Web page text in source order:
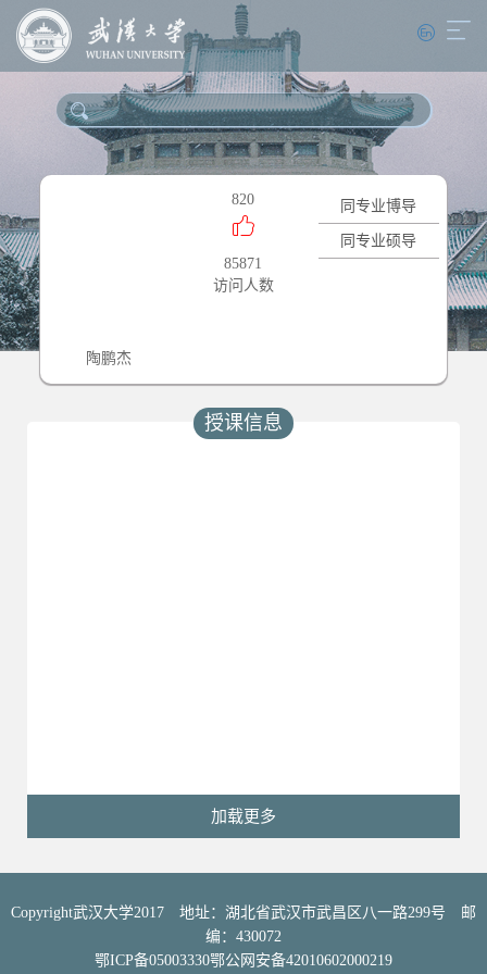
陶鹏杰
820
85871
访问人数
同专业博导
同专业硕导
授课信息
加载更多
Copyright武汉大学2017 地址：湖北省武汉市武昌区八一路299号 邮
编：430072
鄂ICP备05003330鄂公网安备42010602000219